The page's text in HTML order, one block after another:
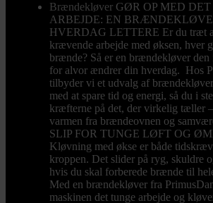
Brændekløver GØR OP MED
ARBEJDE: EN
HVERDAG LETTERE Er du træt
krævende arbejde med øksen, hver
brænde? Så er en brændekløver den
for alvor ændrer din hverdag. Hos
tilbyder vi et udvalg af
med at spare tid og energi, så du i
kræfterne på det, der virkelig tæller
varmen fra brændeovnen og
SLIP FOR TUNGE LØFT OG
Kløvning med økse er både
kroppen. Det slider på ryg, skuldre
hvis du skal forberede brænde til
Med en brændekløver fra
maskinen det tunge arbejde og